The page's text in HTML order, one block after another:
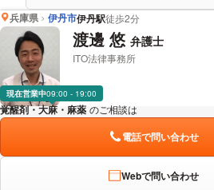
兵庫県 伊丹市伊丹駅徒歩2分
渡邊 悠 弁護士
ITO法律事務所
現在営業中09:00 - 19:00
覚醒剤・大麻・麻薬 のご相談は
電話で問い合わせ
Webで問い合わせ